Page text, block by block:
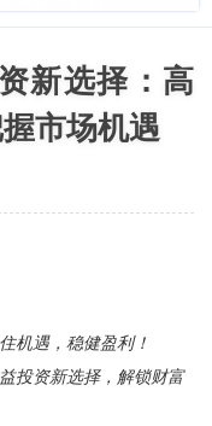
新选择：高
市场机遇
机遇，稳健盈利！
投资新选择，解锁财富